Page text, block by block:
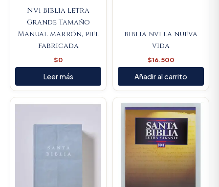
NVI Biblia Letra
Grande Tamaño
Manual marrón, piel
fabricada
$0
Leer más
biblia nvi la nueva
vida
$16.500
Añadir al carrito